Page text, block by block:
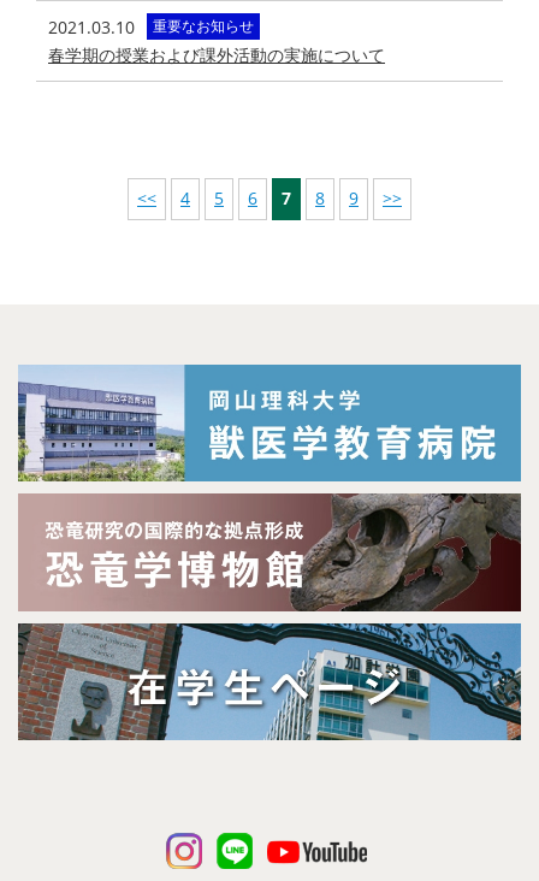
2021.03.10 重要なお知らせ
春学期の授業および課外活動の実施について
<< 4 5 6 7 8 9 >>